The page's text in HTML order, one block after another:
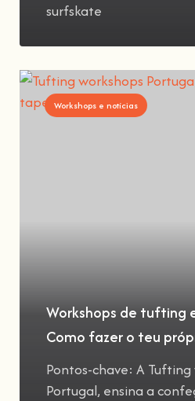
surfskate
Workshops e notícias
Workshops de tufting
Como fazer o teu
Pontos-chave: A
Portugal, ensina a